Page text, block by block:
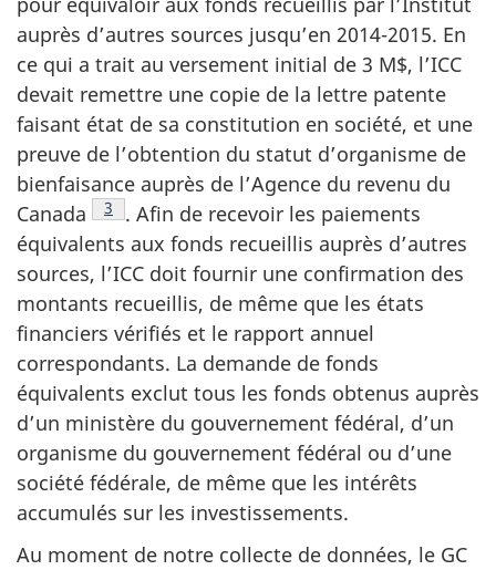
auprès d’autres sources jusqu’en 2014-2015. En
ce qui a trait au versement initial de 3 M$, l’ICC
devait remettre une copie de la lettre patente
faisant état de sa constitution en société, et une
preuve de l’obtention du statut d’organisme de
bienfaisance auprès de l’Agence du revenu du
Canada
Note de bas de page
3
. Afin de recevoir les paiements
équivalents aux fonds recueillis auprès d’autres
sources, l’ICC doit fournir une confirmation des
montants recueillis, de même que les états
financiers vérifiés et le rapport annuel
correspondants. La demande de fonds
équivalents exclut tous les fonds obtenus auprès
d’un ministère du gouvernement fédéral, d’un
organisme du gouvernement fédéral ou d’une
société fédérale, de même que les intérêts
accumulés sur les investissements.
Au moment de notre collecte de données, le GC